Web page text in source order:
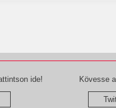
ide! Kövesse